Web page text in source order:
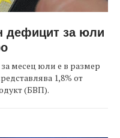
дефицит за юли
месец юли е в размер
1,8% от
(БВП).